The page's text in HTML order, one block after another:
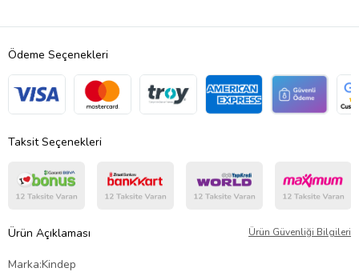
Ödeme Seçenekleri
Taksit Seçenekleri
Ürün Açıklaması Ürün Güvenliği Bilgileri
Marka:Kindep